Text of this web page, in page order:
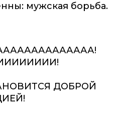
мужская борьба.
ДОБРОЙ